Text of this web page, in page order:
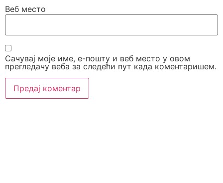
Веб место
Сачувај моје име, е-пошту и веб место у овом
прегледачу веба за следећи пут када коментаришем.